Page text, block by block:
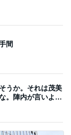
間
うか。それは茂美
。陣内が言いよる